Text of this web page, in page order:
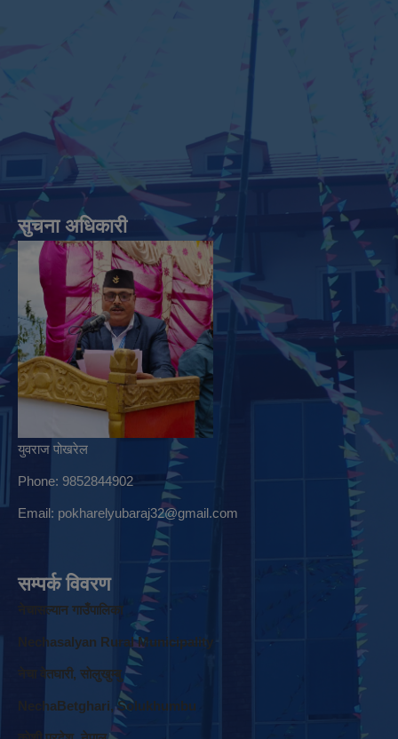
सुचना अधिकारी
युवराज पोखरेल
Phone: 9852844902
Email: pokharelyubaraj32@gmail.com
सम्पर्क विवरण
नेचासल्यान गाउँपालिका
Nechasalyan Rural Municipality
नेचा वेतघारी, साेलुखुम्बु
NechaBetghari, Solukhumbu